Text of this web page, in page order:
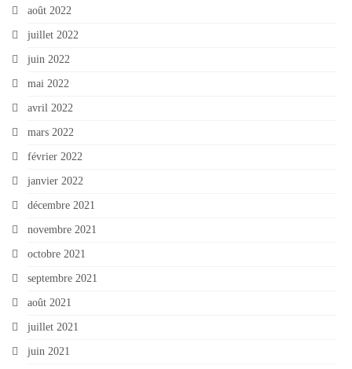
août 2022
juillet 2022
juin 2022
mai 2022
avril 2022
mars 2022
février 2022
janvier 2022
décembre 2021
novembre 2021
octobre 2021
septembre 2021
août 2021
juillet 2021
juin 2021